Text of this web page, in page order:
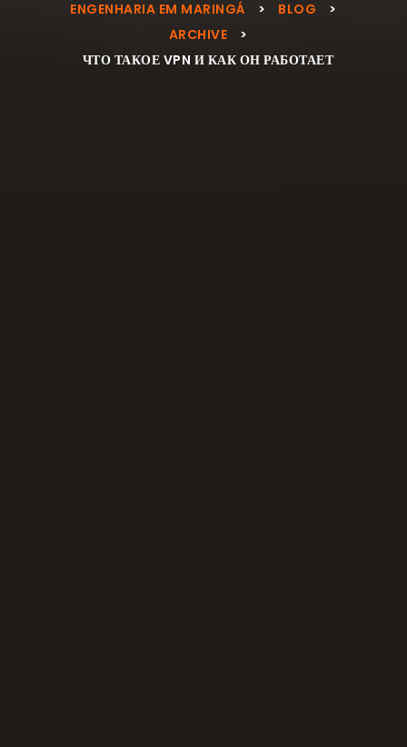
ENGENHARIA EM MARINGÁ > BLOG
>
ARCHIVE
>
ЧТО ТАКОЕ VPN И КАК ОН РАБОТАЕТ